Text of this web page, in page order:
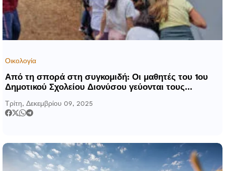
Οικολογία
Από τη σπορά στη συγκομιδή: Οι μαθητές του 1ου
Δημοτικού Σχολείου Διονύσου γεύονται τους
Τρίτη, Δεκεμβρίου 09, 2025